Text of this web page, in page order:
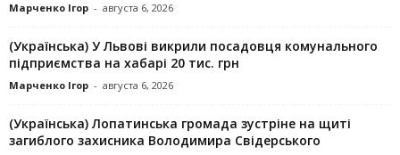
Марченко Ігор - августа 6, 2026
(Українська) У Львові викрили посадовця комунального
підприємства на хабарі 20 тис. грн
Марченко Ігор - августа 6, 2026
(Українська) Лопатинська громада зустріне на щиті
загиблого захисника Володимира Свідерського